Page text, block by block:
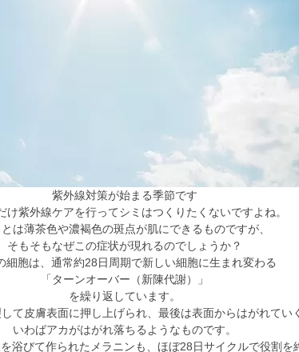
紫外線対策が始まる季節です
け紫外線ケアを行ってシミはつくりたくないですよね。
は薄茶色や濃褐色の斑点が肌にできるものですが、
そもそもなぜこの症状が現れるのでしょうか？
細胞は、通常約28日周期で新しい細胞に生まれ変わる
「ターンオーバー（新陳代謝）」
を繰り返しています。
て皮膚表面に押し上げられ、 最後は表面からはがれてい
いわばアカがはがれ落ちるようなものです。
浴びて作られたメラニンも、 ほぼ28日サイクルで役割を